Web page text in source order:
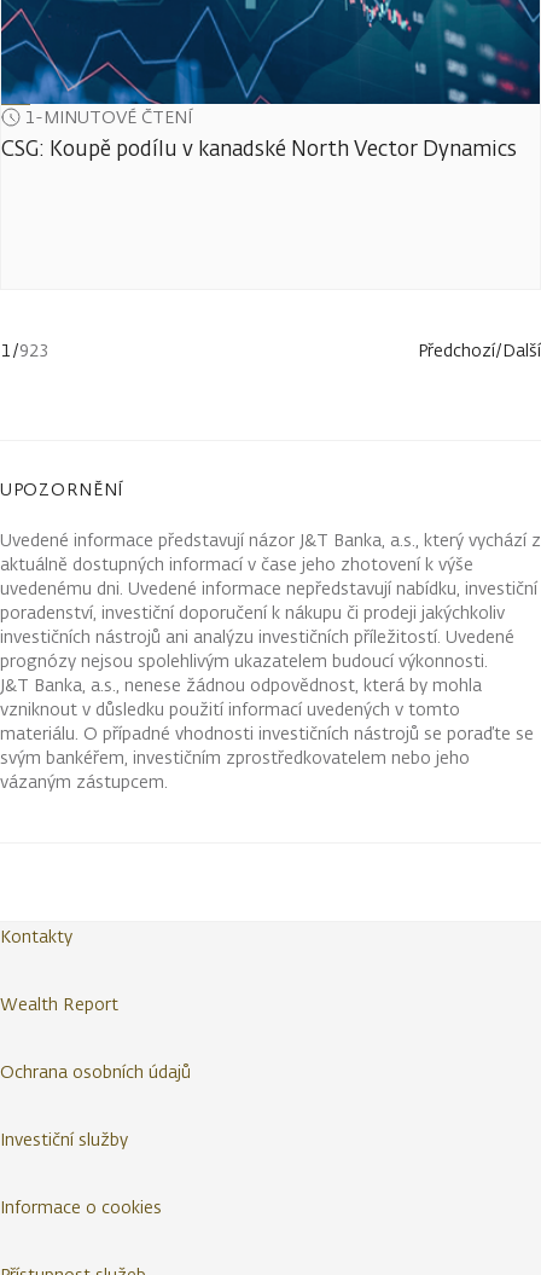
1-MINUTOVÉ ČTENÍ
CSG: Koupě podílu v kanadské North Vector Dynamics
1/923 Předchozí/Další
UPOZORNĚNÍ
Uvedené informace představují názor J&T Banka, a.s., který vychází z
aktuálně dostupných informací v čase jeho zhotovení k výše
uvedenému dni. Uvedené informace nepředstavují nabídku, investiční
poradenství, investiční doporučení k nákupu či prodeji jakýchkoliv
investičních nástrojů ani analýzu investičních příležitostí. Uvedené
prognózy nejsou spolehlivým ukazatelem budoucí výkonnosti.
J&T Banka, a.s., nenese žádnou odpovědnost, která by mohla
vzniknout v důsledku použití informací uvedených v tomto
materiálu. O případné vhodnosti investičních nástrojů se poraďte se
svým bankéřem, investičním zprostředkovatelem nebo jeho
vázaným zástupcem.
Kontakty
Wealth Report
Ochrana osobních údajů
Investiční služby
Informace o cookies